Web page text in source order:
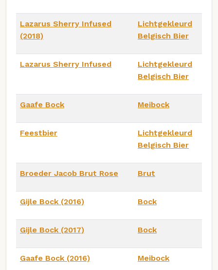
Lazarus Sherry Infused
(2018)
Lichtgekleurd
Belgisch Bier
Lazarus Sherry Infused
Lichtgekleurd
Belgisch Bier
Gaafe Bock Meibock
Feestbier
Lichtgekleurd
Belgisch Bier
Broeder Jacob Brut Rose Brut
Gijle Bock (2016) Bock
Gijle Bock (2017) Bock
Gaafe Bock (2016) Meibock